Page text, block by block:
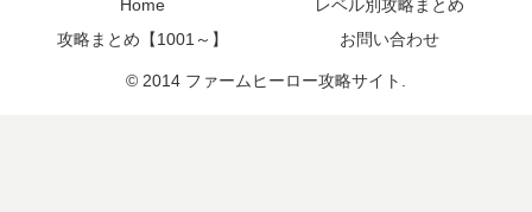
Home
レベル別攻略まとめ
攻略まとめ【1001～】
お問い合わせ
© 2014 ファームヒーロー攻略サイト.